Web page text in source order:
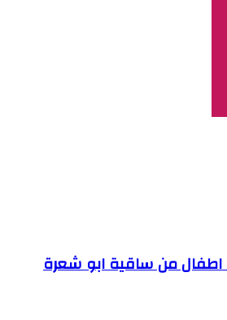
ممر شرفى وتكريم 3 اطفال من ساقية ابو شعرة